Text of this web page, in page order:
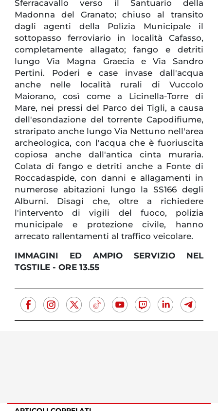
Sferracavallo verso il Santuario della
Madonna del Granato; chiuso al transito
dagli agenti della Polizia Municipale il
sottopasso ferroviario in località Cafasso,
completamente allagato; fango e detriti
lungo Via Magna Graecia e Via Sandro
Pertini. Poderi e case invase dall'acqua
anche nelle località rurali di Vuccolo
Maiorano, così come a Licinella-Torre di
Mare, nei pressi del Parco dei Tigli, a causa
dell'esondazione del torrente Capodifiume,
straripato anche lungo Via Nettuno nell'area
archeologica, con l'acqua che è fuoriuscita
copiosa anche dall'antica cinta muraria.
Colata di fango e detriti anche a Fonte di
Roccadaspide, con danni e allagamenti in
numerose abitazioni lungo la SS166 degli
Alburni. Disagi che, oltre a richiedere
l'intervento di vigili del fuoco, polizia
municipale e protezione civile, hanno
arrecato rallentamenti al traffico veicolare.
IMMAGINI ED AMPIO SERVIZIO NEL
TGSTILE - ORE 13.55